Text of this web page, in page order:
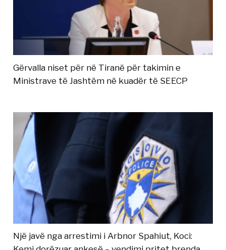
Gërvalla niset për në Tiranë për takimin e
Ministrave të Jashtëm në kuadër të SEECP
Një javë nga arrestimi i Arbnor Spahiut, Koci: